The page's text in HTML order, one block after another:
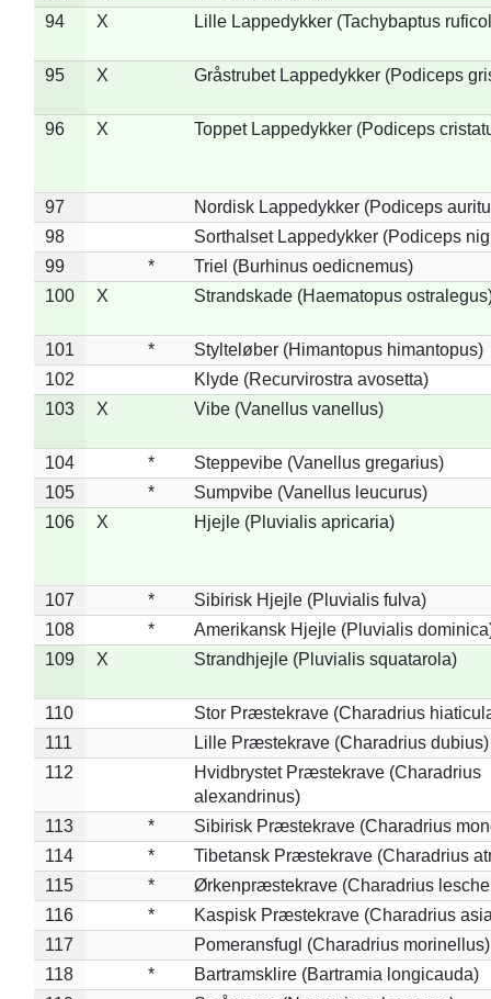
94
X Lille Lappedykker (Tachybaptus
95 X Gråstrubet Lappedykker (Podiceps
96 X Toppet Lappedykker (Podiceps
97
Nordisk Lappedykker (Podiceps
98
Sorthalset Lappedykker (Podiceps
99
*
Triel (Burhinus oedicnemus)
100
X Strandskade (Haematopus
101 *
Stylteløber (Himantopus himantopus)
102
Klyde (Recurvirostra avosetta)
103
X Vibe (Vanellus vanellus)
104 *
Steppevibe (Vanellus gregarius)
105
*
Sumpvibe (Vanellus leucurus)
106
X Hjejle (Pluvialis apricaria)
107 *
Sibirisk Hjejle (Pluvialis fulva)
108
*
Amerikansk Hjejle (Pluvialis
109
X Strandhjejle (Pluvialis squatarola)
110
Stor Præstekrave (Charadrius
111
Lille Præstekrave (Charadrius dubius)
112
Hvidbrystet Præstekrave (Charadrius
alexandrinus)
113
*
Sibirisk Præstekrave (Charadrius
114
*
Tibetansk Præstekrave (Charadrius
115
*
Ørkenpræstekrave (Charadrius
116
*
Kaspisk Præstekrave (Charadrius
117
Pomeransfugl (Charadrius morinellus)
118
*
Bartramsklire (Bartramia longicauda)